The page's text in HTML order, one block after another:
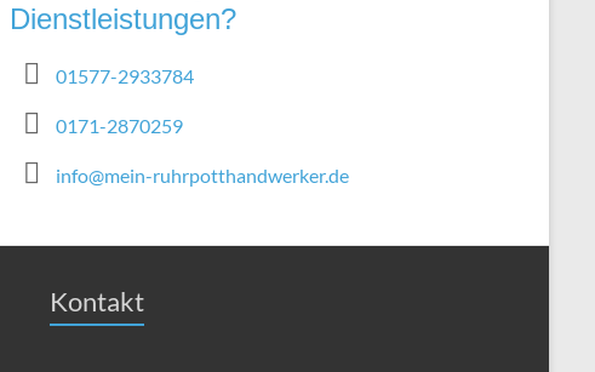
Dienstleistungen?
01577-2933784
0171-2870259
info@mein-ruhrpotthandwerker.de
Kontakt